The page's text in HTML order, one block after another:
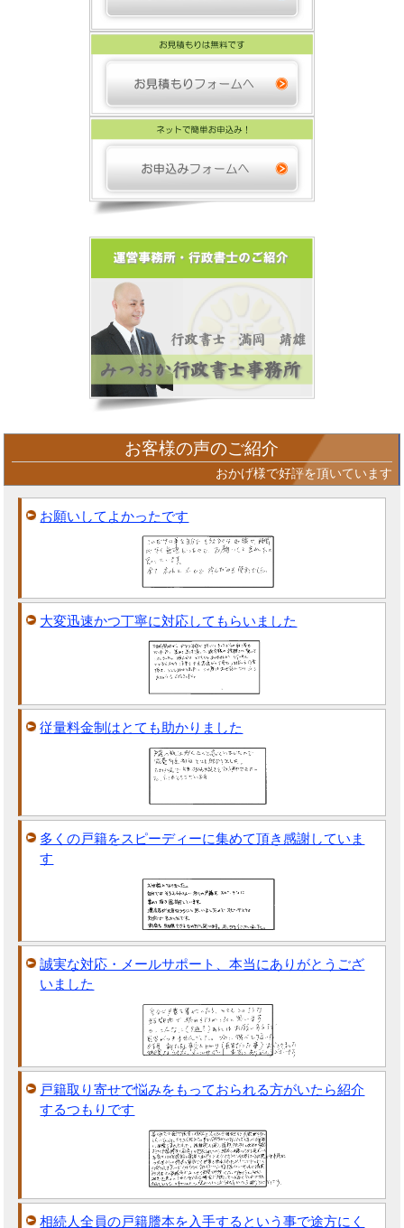
お客様の声のご紹介
おかげ様で好評を頂いています
お願いしてよかったです
大変迅速かつ丁寧に対応してもらいました
従量料金制はとても助かりました
多くの戸籍をスピーディーに集めて頂き感謝していま
す
誠実な対応・メールサポート、本当にありがとうござ
いました
戸籍取り寄せで悩みをもっておられる方がいたら紹介
するつもりです
相続人全員の戸籍謄本を入手するという事で途方にく